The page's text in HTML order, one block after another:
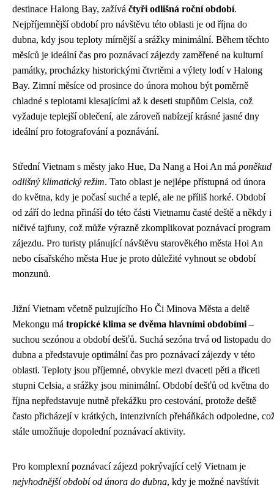
destinace Halong Bay, zažívá čtyři odlišná roční období.
Nejpříjemnější období pro návštěvu této oblasti je od října do
dubna, kdy jsou teploty mírnější a srážky minimální. Během těchto
měsíců je ideální čas pro poznávací zájezdy zaměřené na kulturní
památky, procházky historickými čtvrtěmi a výlety lodí v Halong
Bay. Zimní měsíce od prosince do února mohou být poměrně
chladné s teplotami klesajícími až k deseti stupňům Celsia, což
vyžaduje teplejší oblečení, ale zároveň nabízejí krásné jasné dny
ideální pro fotografování a poznávání.
Střední Vietnam s městy jako Hue, Da Nang a Hoi An má poněkud
odlišný klimatický režim. Tato oblast je nejlépe přístupná od února
do května, kdy je počasí suché a teplé, ale ne příliš horké. Období
od září do ledna přináší do této části Vietnamu časté deště a někdy i
ničivé tajfuny, což může výrazně zkomplikovat poznávací program
zájezdu. Pro turisty plánující návštěvu starověkého města Hoi An
nebo císařského města Hue je proto důležité vyhnout se období
monzunů.
Jižní Vietnam včetně pulzujícího Ho Či Minova Města a deltě
Mekongu má tropické klima se dvěma hlavními obdobími –
suchou sezónou a období dešťů. Suchá sezóna trvá od listopadu do
dubna a představuje optimální čas pro poznávací zájezdy v této
oblasti. Teploty jsou příjemné, obvykle mezi dvaceti pěti a třiceti
stupni Celsia, a srážky jsou minimální. Období dešťů od května do
října nepředstavuje nutně překážku pro cestování, protože deště
často přicházejí v krátkých, intenzivních přeháňkách odpoledne,
stále umožňuje dopolední poznávací aktivity.
Pro komplexní poznávací zájezd pokrývající celý Vietnam je
nejvhodnější období od února do dubna, kdy je možné navštívit